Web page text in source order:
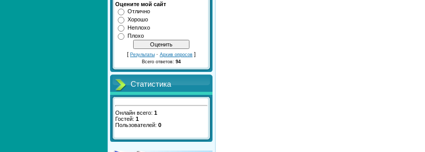
Оцените мой сайт
Отлично
Хорошо
Неплохо
Плохо
[ Результаты · Архив опросов ]
Всего ответов: 94
Статистика
Онлайн всего: 1
Гостей: 1
Пользователей: 0